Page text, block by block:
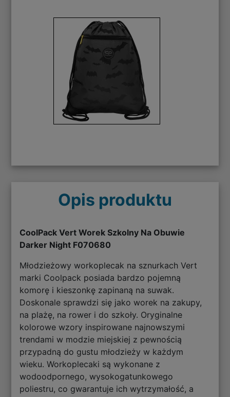
Opis produktu
CoolPack Vert Worek Szkolny Na Obuwie
Darker Night F070680
Młodzieżowy workoplecak na sznurkach Vert
marki Coolpack posiada bardzo pojemną
komorę i kieszonkę zapinaną na suwak.
Doskonale sprawdzi się jako worek na zakupy,
na plażę, na rower i do szkoły. Oryginalne
kolorowe wzory inspirowane najnowszymi
trendami w modzie miejskiej z pewnością
przypadną do gustu młodzieży w każdym
wieku. Workoplecaki są wykonane z
wodoodpornego, wysokogatunkowego
poliestru, co gwarantuje ich wytrzymałość, a